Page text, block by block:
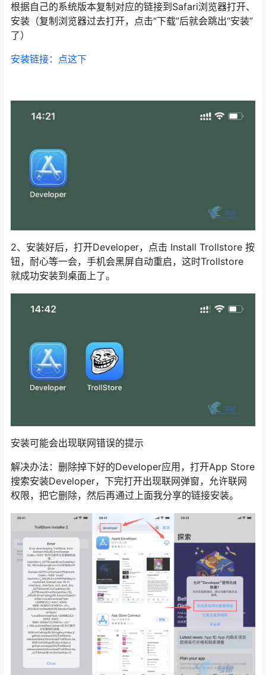
根据自己的系统版本复制对应的链接到Safari浏览器打开、
安装（复制浏览器过去打开，点击“下载”后就会跳出“安装”
了）
安装链接：点这下
2、安装好后，打开Developer，点击 Install Trollstore 按
钮，耐心等一会，手机会黑屏自动重启，这时Trollstore
就成功安装到桌面上了。
安装可能会出现联网错误的提示
解决办法：删除掉下好的Developer应用，打开App Store
搜索安装Developer，下完打开出现联网弹窗，允许联网
权限，把它删除，然后再通过上面我分享的链接安装。